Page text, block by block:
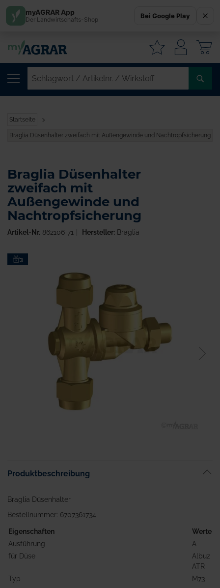
Startseite
Braglia Düsenhalter zweifach mit Außengewinde und Nachtropfsicherung
Zum
Ende
3
springen
Braglia Düsenhalter
zweifach mit
Außengewinde und
Nachtropfsicherung
Artikel-Nr. 862106-71 Hersteller:Braglia
Produktbeschreibung
Braglia Düsenhalter
Bestellnummer: 6707361734
Eigenschaften
Werte
Ausführung
A
für Düse
Albuz
ATR
Typ
M73
myAGRAR App
Der Landwirtschafts-Shop Bei Google Play